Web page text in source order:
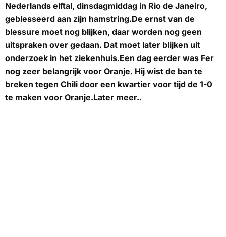
Nederlands elftal, dinsdagmiddag in Rio de Janeiro,
geblesseerd aan zijn hamstring.De ernst van de
blessure moet nog blijken, daar worden nog geen
uitspraken over gedaan. Dat moet later blijken uit
onderzoek in het ziekenhuis.Een dag eerder was Fer
nog zeer belangrijk voor Oranje. Hij wist de ban te
breken tegen Chili door een kwartier voor tijd de 1-0
te maken voor Oranje.Later meer..